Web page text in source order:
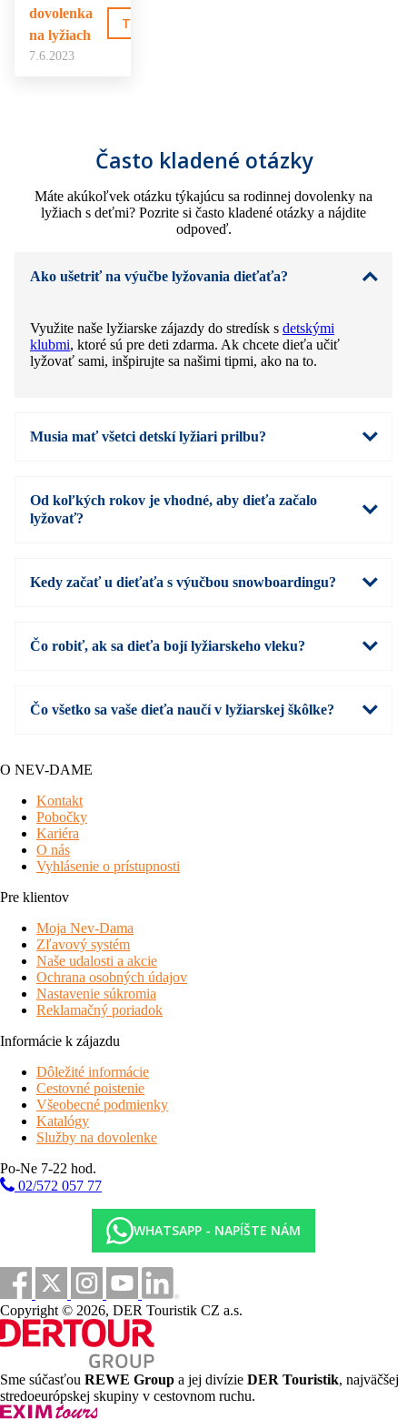
dovolenka
na lyžiach
7.6.2023
TO MA ZAUJÍMA
Často kladené otázky
Máte akúkoľvek otázku týkajúcu sa rodinnej dovolenky na
lyžiach s deťmi? Pozrite si často kladené otázky a nájdite
odpoveď.
Ako ušetriť na výučbe lyžovania dieťaťa?
Využite naše lyžiarske zájazdy do stredísk s detskými
klubmi, ktoré sú pre deti zdarma. Ak chcete dieťa učiť
lyžovať sami, inšpirujte sa našimi tipmi, ako na to.
Musia mať všetci detskí lyžiari prilbu?
Od koľkých rokov je vhodné, aby dieťa začalo
lyžovať?
Kedy začať u dieťaťa s výučbou snowboardingu?
Čo robiť, ak sa dieťa bojí lyžiarskeho vleku?
Čo všetko sa vaše dieťa naučí v lyžiarskej škôlke?
O NEV-DAME
Kontakt
Pobočky
Kariéra
O nás
Vyhlásenie o prístupnosti
Pre klientov
Moja Nev-Dama
Zľavový systém
Naše udalosti a akcie
Ochrana osobných údajov
Nastavenie súkromia
Reklamačný poriadok
Informácie k zájazdu
Dôležité informácie
Cestovné poistenie
Všeobecné podmienky
Katalógy
Služby na dovolenke
Po-Ne 7-22 hod.
02/572 057 77
WHATSAPP - NAPÍŠTE NÁM
Copyright © 2026, DER Touristik CZ a.s.
Sme súčasťou REWE Group a jej divízie DER Touristik, najväčšej
stredoeurópskej skupiny v cestovnom ruchu.